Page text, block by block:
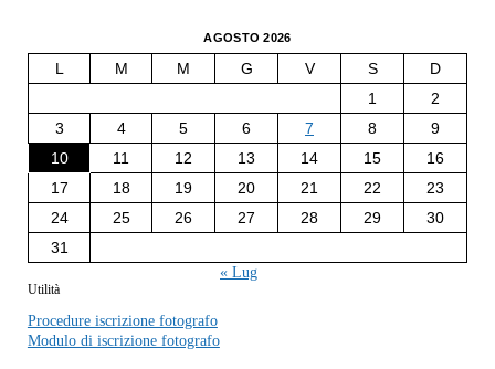
AGOSTO 2026
L M M G V S
D
1
2
3
4 5 6 7 8
9
10
11 12 13 14 15
16
17
18 19 20 21 22
23
24
25 26 27 28 29
30
31
« Lug
Utilità
Procedure iscrizione fotografo
Modulo di iscrizione fotografo